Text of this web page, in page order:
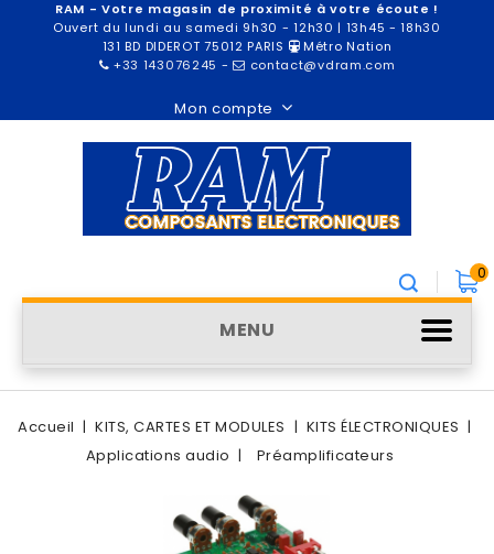
RAM - Votre magasin de proximité à votre écoute !
Ouvert du lundi au samedi 9h30 - 12h30 | 13h45 - 18h30
131 BD DIDEROT 75012 PARIS
Métro Nation
+33 143076245 - contact@vdram.com
Mon compte
0
MENU
Accueil KITS, CARTES ET MODULES
KITS ÉLECTRONIQUES
Applications audio
Préamplificateurs